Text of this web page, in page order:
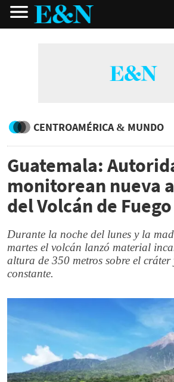
CENTROAMÉRICA & MUNDO
Guatemala:
monitorean nueva
del Volcán de Fuego
Durante la noche del lunes y la
martes el volcán lanzó material
altura de 350 metros sobre el
constante.